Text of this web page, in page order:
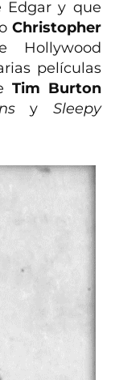
Edgar y que
Christopher
Hollywood
películas
Tim Burton
y Sleepy